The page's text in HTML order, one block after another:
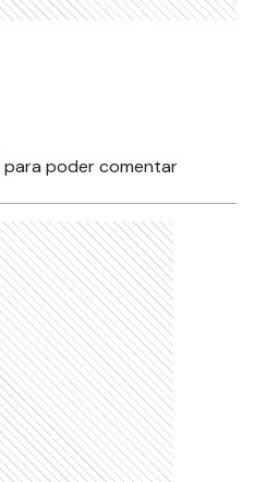
para poder comentar